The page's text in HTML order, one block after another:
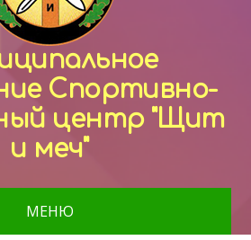
Спортивно-
центр "Щит
и меч"
МЕНЮ